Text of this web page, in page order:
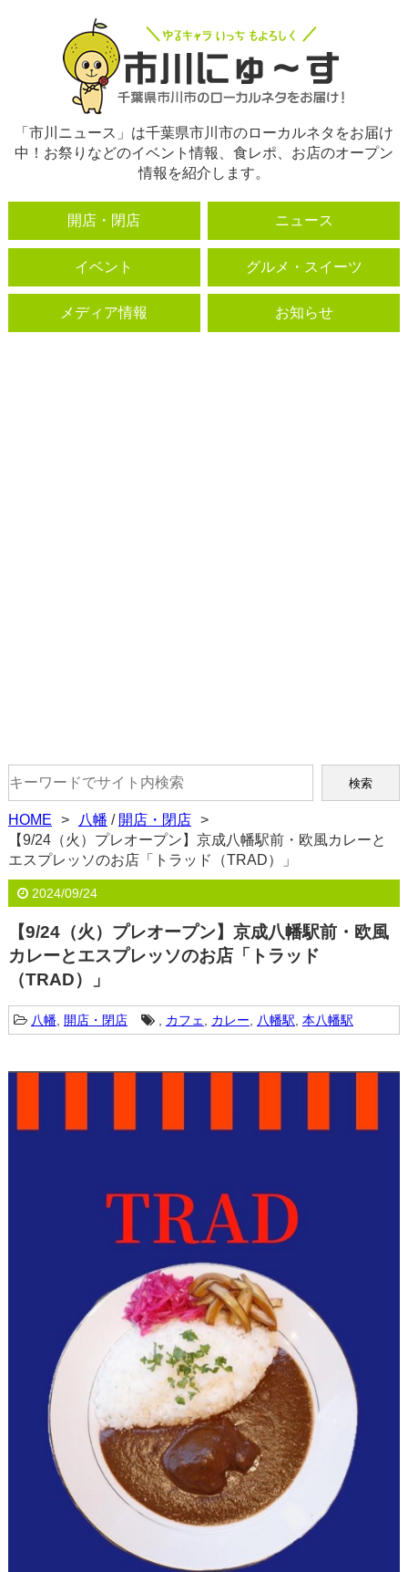
「市川ニュース」は千葉県市川市のローカルネタをお届け
中！お祭りなどのイベント情報、食レポ、お店のオープン
情報を紹介します。
開店・閉店 ニュース
イベント グルメ・スイーツ
メディア情報 お知らせ
HOME 八幡 / 開店・閉店
【9/24（火）プレオープン】京成八幡駅前・欧風カレーと
エスプレッソのお店「トラッド（TRAD）」
2024/09/24
【9/24（火）プレオープン】京成八幡駅前・欧風
カレーとエスプレッソのお店「トラッド
（TRAD）」
八幡, 開店・閉店 , カフェ カレー 八幡駅 本八幡駅